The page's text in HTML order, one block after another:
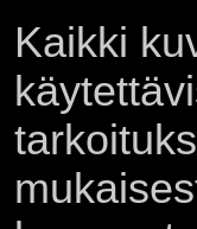
Kaikki